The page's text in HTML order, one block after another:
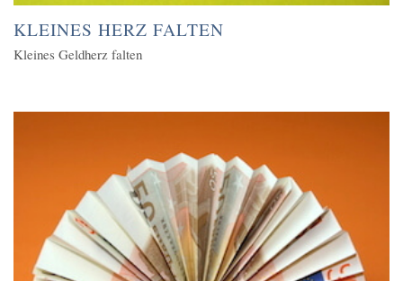
KLEINES HERZ FALTEN
Kleines Geldherz falten